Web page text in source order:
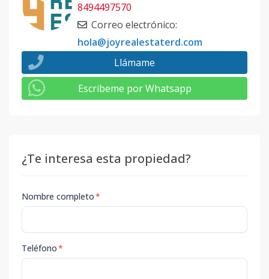
8494497570
Correo electrónico:
hola@joyrealestaterd.com
Llámame
Escribeme por Whatsapp
¿Te interesa esta propiedad?
Nombre completo*
Teléfono*